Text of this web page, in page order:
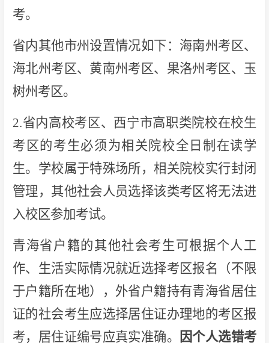
考。
省内其他市州设置情况如下：海南州考区、
海北州考区、黄南州考区、果洛州考区、玉
树州考区。
2.省内高校考区、西宁市高职类院校在校生
考区的考生必须为相关院校全日制在读学
生。学校属于特殊场所，相关院校实行封闭
管理，其他社会人员选择该类考区将无法进
入校区参加考试。
青海省户籍的其他社会考生可根据个人工
作、生活实际情况就近选择考区报名（不限
于户籍所在地），外省户籍持有青海省居住
证的社会考生应选择居住证办理地的考区报
考，居住证编号应真实准确。
因个人选错考